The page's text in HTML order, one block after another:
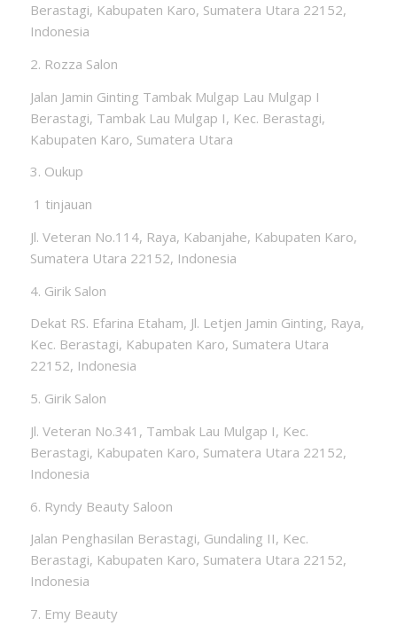
Berastagi, Kabupaten Karo, Sumatera Utara 22152,
Indonesia
2. Rozza Salon
Jalan Jamin Ginting Tambak Mulgap Lau Mulgap I
Berastagi, Tambak Lau Mulgap I, Kec. Berastagi,
Kabupaten Karo, Sumatera Utara
3. Oukup
1 tinjauan
Jl. Veteran No.114, Raya, Kabanjahe, Kabupaten Karo,
Sumatera Utara 22152, Indonesia
4. Girik Salon
Dekat RS. Efarina Etaham, Jl. Letjen Jamin Ginting, Raya,
Kec. Berastagi, Kabupaten Karo, Sumatera Utara
22152, Indonesia
5. Girik Salon
Jl. Veteran No.341, Tambak Lau Mulgap I, Kec.
Berastagi, Kabupaten Karo, Sumatera Utara 22152,
Indonesia
6. Ryndy Beauty Saloon
Jalan Penghasilan Berastagi, Gundaling II, Kec.
Berastagi, Kabupaten Karo, Sumatera Utara 22152,
Indonesia
7. Emy Beauty